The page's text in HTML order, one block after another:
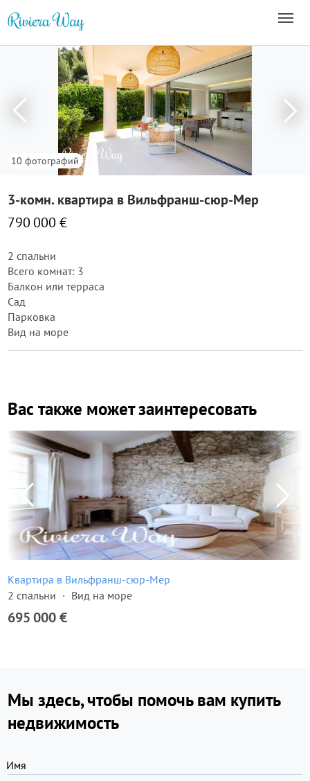
10 фотографий
3-комн. квартира в Вильфранш-сюр-Мер
790 000 €
2 спальни
Всего комнат: 3
Балкон или терраса
Сад
Парковка
Вид на море
Вас также может заинтересовать
Квартира в Вильфранш-сюр-Мер
2 спальни
Вид на море
695 000 €
Мы здесь, чтобы помочь вам купить
недвижимость
Имя